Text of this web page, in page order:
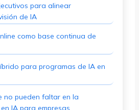
para alinear
de IA
como base continua de
para programas de IA en
no pueden faltar en la